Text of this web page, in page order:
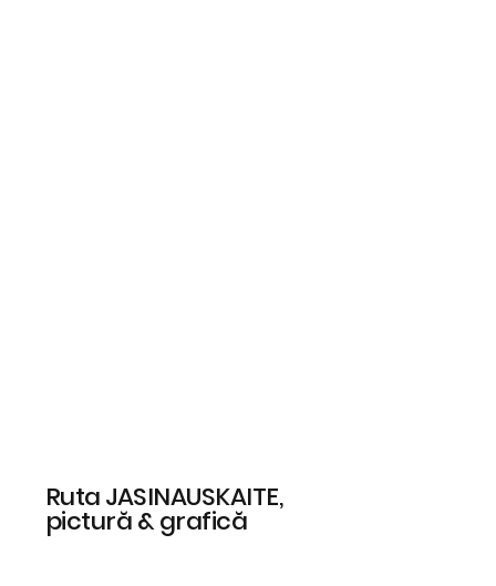
Ruta JASINAUSKAITE,
pictură & grafică